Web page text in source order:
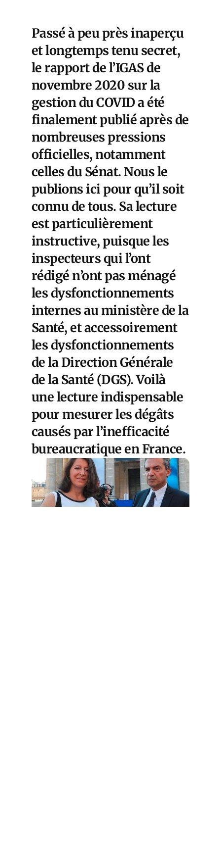
Passé à peu près inaperçu
et longtemps tenu secret,
le rapport de l’IGAS de
novembre 2020 sur la
gestion du COVID a été
finalement publié après de
nombreuses pressions
officielles, notamment
celles du Sénat. Nous le
publions ici pour qu’il soit
connu de tous. Sa lecture
est particulièrement
instructive, puisque les
inspecteurs qui l’ont
rédigé n’ont pas ménagé
les dysfonctionnements
internes au ministère de la
Santé, et accessoirement
les dysfonctionnements
de la Direction Générale
de la Santé (DGS). Voilà
une lecture indispensable
pour mesurer les dégâts
causés par l’inefficacité
bureaucratique en France.